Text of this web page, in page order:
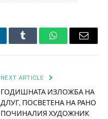
Tumblr WhatsAppEmail
NEXT ARTICLE
ГОДИШНАТА ИЗЛОЖБА НА
ДЛУГ, ПОСВЕТЕНА НА РАНО
ПОЧИНАЛИЯ ХУДОЖНИК